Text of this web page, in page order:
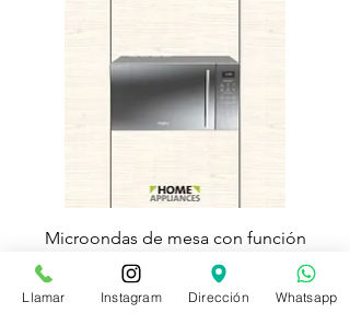
Microondas de mesa con función
AirFry 29Lts WM3911D Whirlpool
Precio
$ 1.419.900 Precio de oferta
$ 779.900
Llamar Instagram Dirección Whatsapp